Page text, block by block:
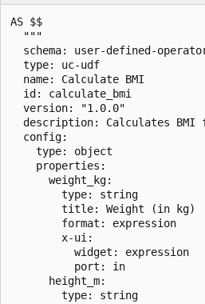
AS $$
  """
schema: user-defined-
  type: uc-udf
  name: Calculate BMI
  id: calculate_bmi
  version: "1.0.0"
description: Calculates BMI
  config:
    type: object
    properties:
      weight_kg:
        type: string
        title: Weight (in kg)
        format: expression
        x-ui:
          widget: expression
          port: in
      height_m:
        type: string